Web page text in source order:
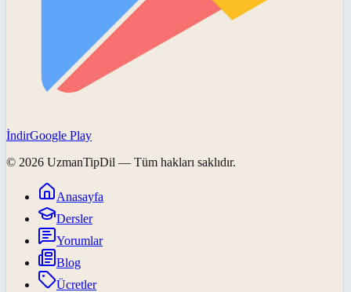
İndirGoogle Play
© 2026 UzmanTipDil — Tüm hakları saklıdır.
Anasayfa
Dersler
Yorumlar
Blog
Ücretler